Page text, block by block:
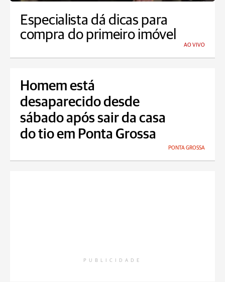
Especialista dá dicas para
compra do primeiro imóvel
AO VIVO
Homem está
desaparecido desde
sábado após sair da casa
do tio em Ponta Grossa
PONTA GROSSA
PUBLICIDADE